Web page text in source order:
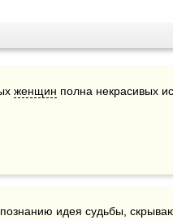
женщин полна некрасивых
идея судьбы,